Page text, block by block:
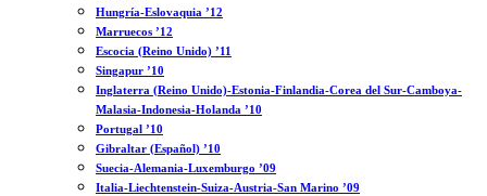
Hungría-Eslovaquia ’12
Marruecos ’12
Escocia (Reino Unido) ’11
Singapur ’10
Inglaterra (Reino Unido)-Estonia-Finlandia-Corea del Sur-Camboya-
Malasia-Indonesia-Holanda ’10
Portugal ’10
Gibraltar (Español) ’10
Suecia-Alemania-Luxemburgo ’09
Italia-Liechtenstein-Suiza-Austria-San Marino ’09